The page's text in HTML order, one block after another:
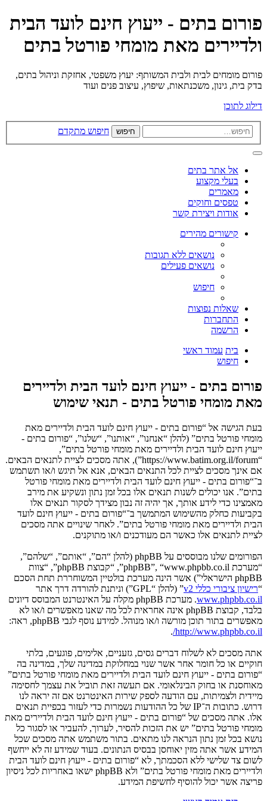
פורום בתים - ייעוץ חינם לועד הבית
ולדיירים מאת מומחי פורטל בתים
פורום מומחים לבית ולבית המשותף: יעוץ משפטי, אחזקת וניהול בתים,
בדק בית, גינון, משכנתאות, שיפוץ, עיצוב פנים ועוד
דילוג לתוכן
חיפוש חיפוש מתקדם
אל אתר בתים
בעלי מקצוע
מאמרים
טפסים וחוקים
אודות ויצירת קשר
קישורים מהירים
נושאים ללא תגובות
נושאים פעילים
חיפוש
שאלות נפוצות
התחברות
הרשמה
בית עמוד ראשי
חיפוש
פורום בתים - ייעוץ חינם לועד הבית ולדיירים
מאת מומחי פורטל בתים - תנאי שימוש
בעת הגישה אל “פורום בתים - ייעוץ חינם לועד הבית ולדיירים מאת
מומחי פורטל בתים” (להלן “אנחנו”, “אותנו”, “שלנו”, “פורום בתים -
ייעוץ חינם לועד הבית ולדיירים מאת מומחי פורטל בתים”,
“https://www.batim.org.il/forum”), אתה מסכים לציית לתנאים הבאים.
אם אינך מסכים לציית לכל התנאים הבאים, אנא אל תיגש ו/או תשתמש
ב־“פורום בתים - ייעוץ חינם לועד הבית ולדיירים מאת מומחי פורטל
בתים”. אנו יכולים לשנות תנאים אלו בכל זמן נתון ונשקיע את מירב
מאמצינו כדי לידע אותך, אך יהיה זה נבון מצידך לסקור תנאים אלו
בקביעות כחלק מהשימוש המתמשך ב־“פורום בתים - ייעוץ חינם לועד
הבית ולדיירים מאת מומחי פורטל בתים”. לאחר שינויים אתה מסכים
לציית לתנאים אלו כאשר הם מעודכנים ו/או מתוקנים.
הפורומים שלנו מבוססים על phpBB (להלן “הם”, “אותם”, “שלהם”,
“מערכת phpBB”, “www.phpbb.co.il”, “קבוצת phpBB”, “צוות
phpBB הישראלי”) אשר הינה מערכת בולטיין המשוחררת תחת הסכם
“רישיון ציבורי כללי v2
” (להלן “GPL”) וניתנת להורדה דרך אתר
www.phpbb.co.il
. מערכת phpBB מקלה על האינטרנט המבוסס דיונים
בלבד, קבוצת phpBB אינה אחראית לכל מה שאנו מאפשרים ו/או לא
מאפשרים בתור תוכן מורשה ו/או מנוהל. למידע נוסף לגבי phpBB, ראה:
http://www.phpbb.co.il/
.
אתה מסכים לא לשלוח דברים גסים, גזעניים, אלימים, פוגעים, בלתי
חוקיים או כל חומר אחר אשר שנוי במחלוקת במדינה שלך, במדינה בה
“פורום בתים - ייעוץ חינם לועד הבית ולדיירים מאת מומחי פורטל בתים”
מאוחסנת או בחוק הבינלאומי. אם תעשה זאת תוביל את עצמך לחסימה
מיידית ולצמיתות, עם הודעה לספק שירות האינטרנט אם זה יראה לנו
דרוש. כתובות ה־IP של כל ההודעות נשמרות כדי לעזור בכפיית תנאים
אלו. אתה מסכים של “פורום בתים - ייעוץ חינם לועד הבית ולדיירים מאת
מומחי פורטל בתים” יש את הזכות להסיר, לערוך, להעביר או לסגור כל
נושא בכל זמן נתון הנראה לנו מתאים. בתור משתמש אתה מסכים שכל
המידע אשר אתה מזין יאוחסן בבסיס הנתונים. בעוד שמידע זה לא ייחשף
לשום צד שלישי ללא הסכמתך, לא “פורום בתים - ייעוץ חינם לועד הבית
ולדיירים מאת מומחי פורטל בתים” ולא phpBB ישאו באחריות לכל ניסיון
פריצה אשר יכול להוסיף לחשיפת המידע.